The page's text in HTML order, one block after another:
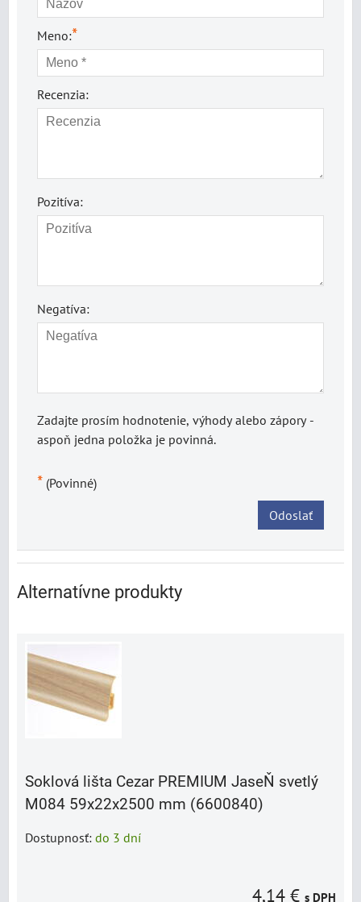
Meno:*
Recenzia:
Pozitíva:
Negatíva:
Zadajte prosím hodnotenie, výhody alebo zápory -
aspoň jedna položka je povinná.
* (Povinné)
Odoslať
Alternatívne produkty
Soklová lišta Cezar PREMIUM JaseŇ svetlý
M084 59x22x2500 mm (6600840)
Dostupnosť: do 3 dní
4,14 € s DPH